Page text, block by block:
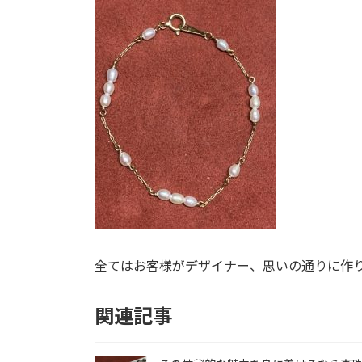
全てはお客様がデザイナー、思いの通りに作
関連記事